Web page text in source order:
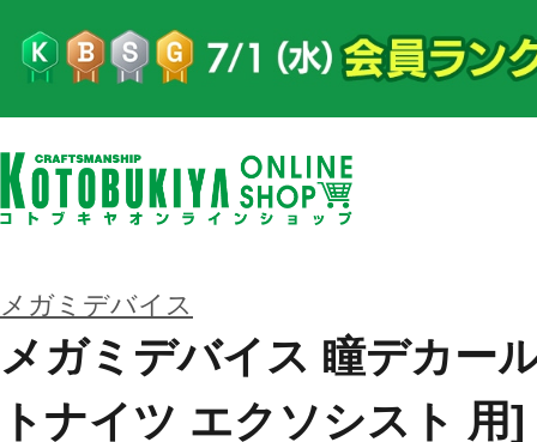
メガミデバイス
メガミデバイス 瞳デカー
トナイツ エクソシスト 用]